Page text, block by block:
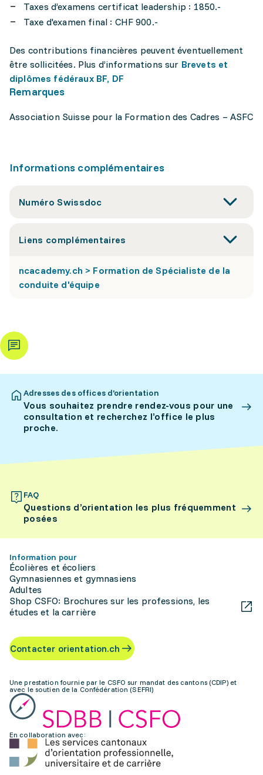
Taxes d’examens certificat leadership : 1850.-
Taxe d'examen final : CHF 900.-
Des contributions financières peuvent éventuellement
être sollicitées. Plus d’informations sur Brevets et
diplômes fédéraux BF, DF
Remarques
Association Suisse pour la Formation des Cadres – ASFC
Informations complémentaires
Numéro Swissdoc
Liens complémentaires
ncacademy.ch > Formation de Spécialiste de la
conduite d'équipe
Adresses des offices d’orientation
Vous souhaitez prendre rendez-vous pour une
consultation et recherchez l’office le plus
proche.
FAQ
Questions d’orientation les plus fréquemment
posées
Information pour
Écolières et écoliers
Gymnasiennes et gymnasiens
Adultes
Shop CSFO: Brochures sur les professions, les
études et la carrière
Contacter orientation.ch
Une prestation fournie par le CSFO sur mandat des cantons (CDIP) et
avec le soutien de la Confédération (SEFRI)
En collaboration avec: